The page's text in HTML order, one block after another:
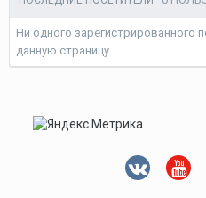
Ни одного зарегистрированного
данную страницу